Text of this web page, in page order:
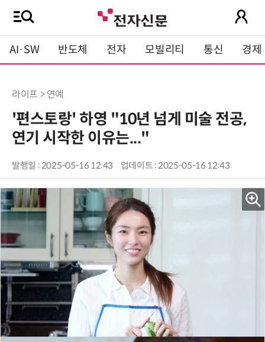
AI·SW 반도체 전자 모빌리티 통신 경제
라이프 > 연예
'편스토랑' 하영 "10년 넘게 미술 전공,
연기 시작한 이유는..."
발행일 : 2025-05-16 12:43 업데이트 : 2025-05-16 12:43